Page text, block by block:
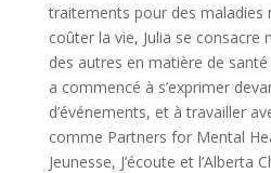
traitements pour des maladies
coûter la vie, Julia se consacre
des autres en matière de
a commencé à s’exprimer
d’événements, et à travailler
comme Partners for Mental
Jeunesse, J’écoute et l’Alberta